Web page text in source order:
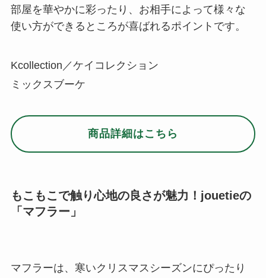
部屋を華やかに彩ったり、お相手によって様々な
使い方ができるところが喜ばれるポイントです。
Kcollection／ケイコレクション
ミックスブーケ
商品詳細はこちら
もこもこで触り心地の良さが魅力！jouetieの
「マフラー」
マフラーは、寒いクリスマスシーズンにぴったり